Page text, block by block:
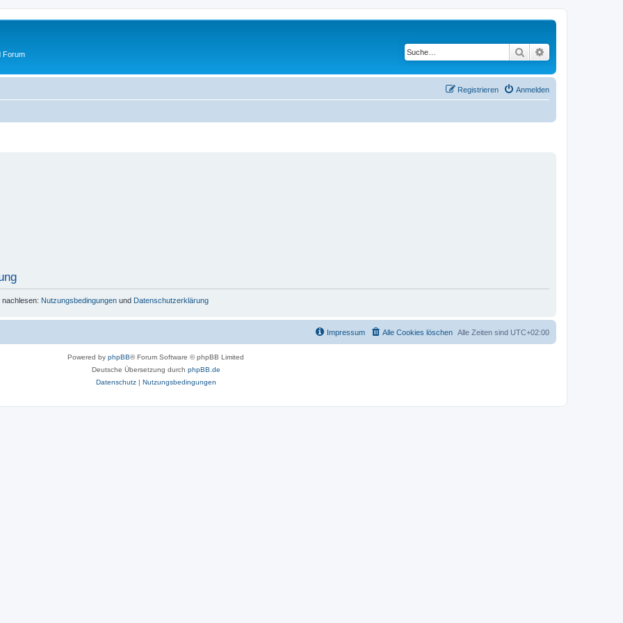
Forum Suche
Anmelden
Registrieren
Nutzungsbedingungen und Datenschutzerklärung
Alle Zeiten sind UTC+02:00
Alle Cookies löschen
Impressum
Powered by phpBB® Forum Software © phpBB Limited
Deutsche Übersetzung durch phpBB.de
Datenschutz| Nutzungsbedingungen